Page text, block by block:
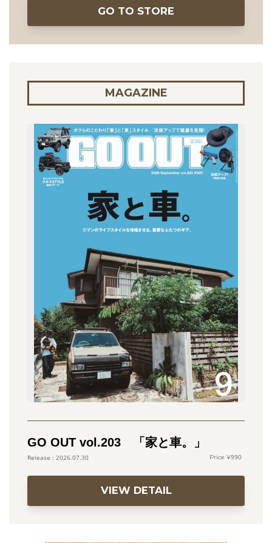
GO TO STORE
MAGAZINE
GO OUT vol.203 「家と車。」
2026.07.30 990
VIEW DETAIL